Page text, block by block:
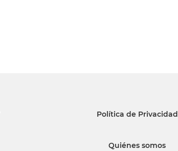
Política de Privacidad
Quiénes somos